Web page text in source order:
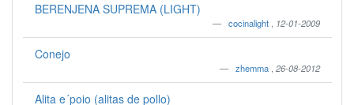
BERENJENA SUPREMA (LIGHT)
cocinalight 12-01-2009
Conejo
zhemma 26-08-2012
Alita e´poio (alitas de pollo)